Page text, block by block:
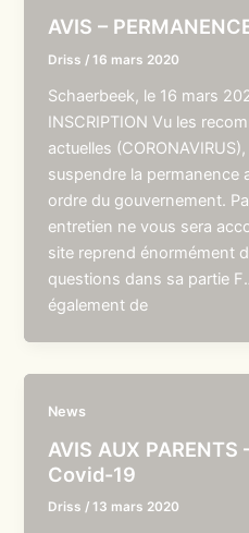
AVIS –
Driss /16 mars 2020
Schaerbeek, le 16 mars
INSCRIPTION Vu les
actuelles
suspendre la permanence
ordre du gouvernement.
entretien ne vous sera
site reprend énormément
questions dans sa partie
également de
News
AVIS AUX PARENTS
Covid-19
Driss /13 mars 2020